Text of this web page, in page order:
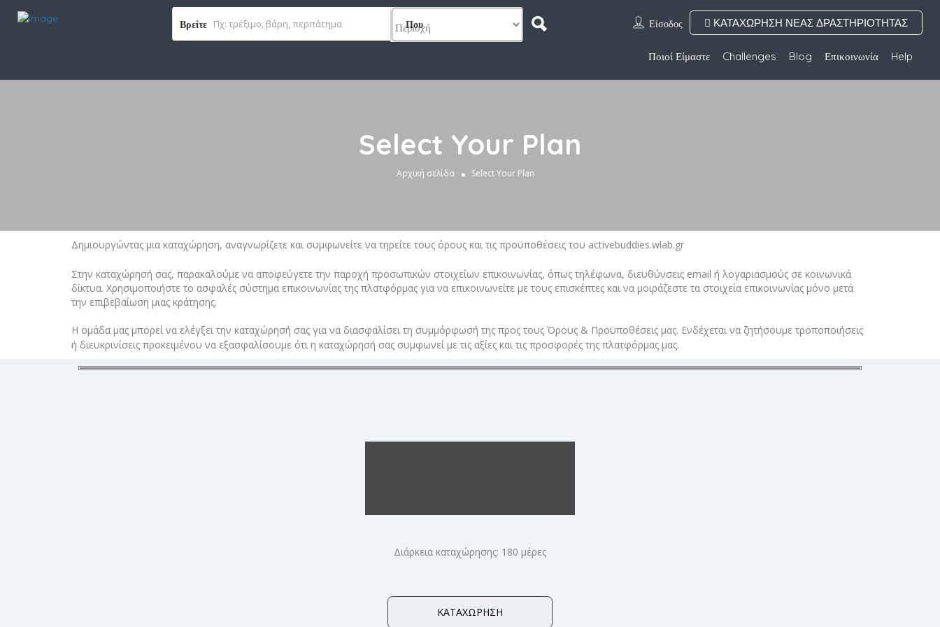
Βρείτε Που Είσοδος ΚΑΤΑΧΩΡΗΣΗ ΝΕΑΣ ΔΡΑΣΤΗΡΙΟΤΗΤΑΣ
Ποιοί Είμαστε Challenges Blog Επικοινωνία Help
Select Your Plan
Αρχική σελίδα Select Your Plan
Δημιουργώντας μια καταχώρηση, αναγνωρίζετε και συμφωνείτε να τηρείτε τους όρους και τις προϋποθέσεις του activebuddies.wlab.gr
Στην καταχώρησή σας, παρακαλούμε να αποφεύγετε την παροχή προσωπικών στοιχείων επικοινωνίας, όπως τηλέφωνα, διευθύνσεις email ή λογαριασμούς σε κοινωνικά
δίκτυα. Χρησιμοποιήστε το ασφαλές σύστημα επικοινωνίας της πλατφόρμας για να επικοινωνείτε με τους επισκέπτες και να μοιράζεστε τα στοιχεία επικοινωνίας μόνο μετά
την επιβεβαίωση μιας κράτησης.
Η ομάδα μας μπορεί να ελέγξει την καταχώρησή σας για να διασφαλίσει τη συμμόρφωσή της προς τους Όρους & Προϋποθέσεις μας. Ενδέχεται να ζητήσουμε τροποποιήσεις
ή διευκρινίσεις προκειμένου να εξασφαλίσουμε ότι η καταχώρησή σας συμφωνεί με τις αξίες και τις προσφορές της πλατφόρμας μας.
Διάρκεια καταχώρησης: 180 μέρες